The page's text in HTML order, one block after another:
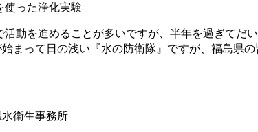
使った浄化実験
動を進めることが多いですが、半年を過ぎてだ
まって日の浅い『水の防衛隊』ですが、福島県
衛生事務所